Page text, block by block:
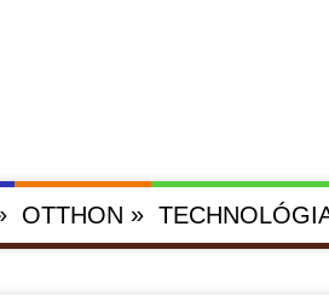
OTTHON »